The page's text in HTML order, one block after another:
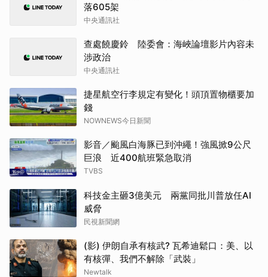
落605架
中央通訊社
查處饒慶鈴 陸委會：海峽論壇影片內容未
涉政治
中央通訊社
捷星航空行李規定有變化！頭頂置物櫃要加
錢
NOWNEWS今日新聞
影音／颱風白海豚已到沖繩！強風掀9公尺
巨浪 近400航班緊急取消
TVBS
科技金主砸3億美元 兩黨同批川普放任AI
威脅
民視新聞網
(影) 伊朗自承有核武? 瓦希迪鬆口：美、以
有核彈、我們不解除「武裝」
Newtalk